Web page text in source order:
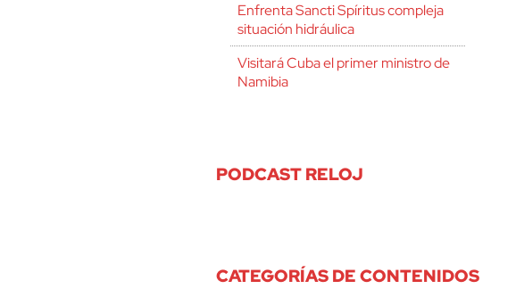
Enfrenta Sancti Spíritus compleja
situación hidráulica
Visitará Cuba el primer ministro de
Namibia
PODCAST RELOJ
CATEGORÍAS DE CONTENIDOS